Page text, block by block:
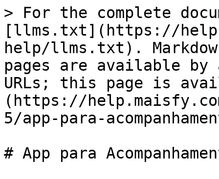
> For the complete
[llms.txt](https://
help/llms.txt).
pages are available by
URLs; this page is
(https://
5/app-para-
# App para